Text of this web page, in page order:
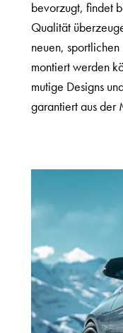
bevorzugt, findet
Qualität
neuen,
montiert werden
mutige Designs
garantiert aus der